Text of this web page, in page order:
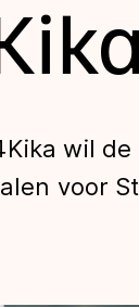
wil
voor